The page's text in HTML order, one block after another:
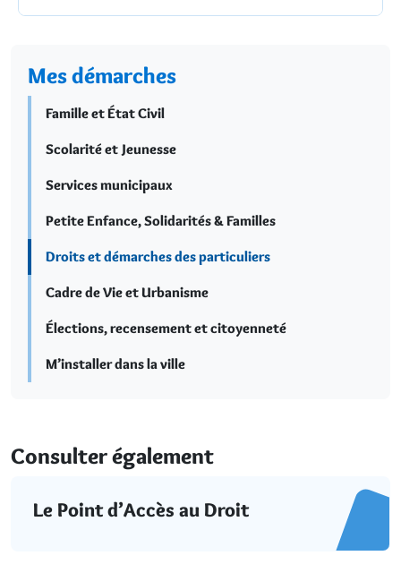
Mes démarches
Famille et État Civil
Scolarité et Jeunesse
Services municipaux
Petite Enfance, Solidarités & Familles
Droits et démarches des particuliers
Cadre de Vie et Urbanisme
Élections, recensement et citoyenneté
M’installer dans la ville
Consulter également
Le Point d’Accès au Droit